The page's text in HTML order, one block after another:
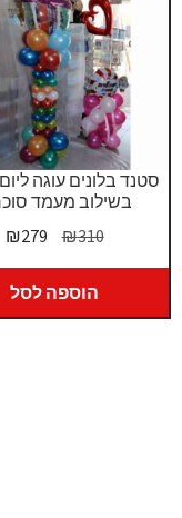
סטנד בלונים עוגה
בשילוב מעמד
₪310
המחיר
היה:
₪310.
₪279
הוספה לסל